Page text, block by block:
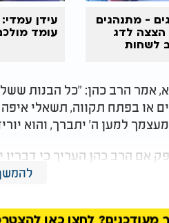
- מתנהגים
הצצה לדג
לשחות
עידן
עומד
אמר הרב כהן: "כל הבנות
או בפתח תקווה, תשאלי
למען ה' יתברך, והוא
אם הרב כהן העריך כי
את עצמן מנקות את בתי
מעודכנים? לחצו כאן